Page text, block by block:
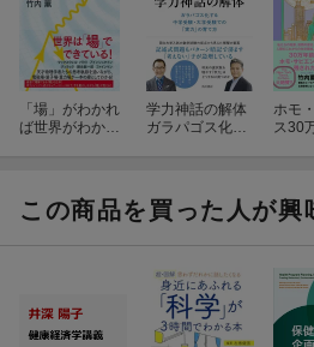
「場」がわかれ
ば世界がわか
のか
学力神話の解体
ガラパゴス化す
ホモ
ス30
この商品を買った人が興